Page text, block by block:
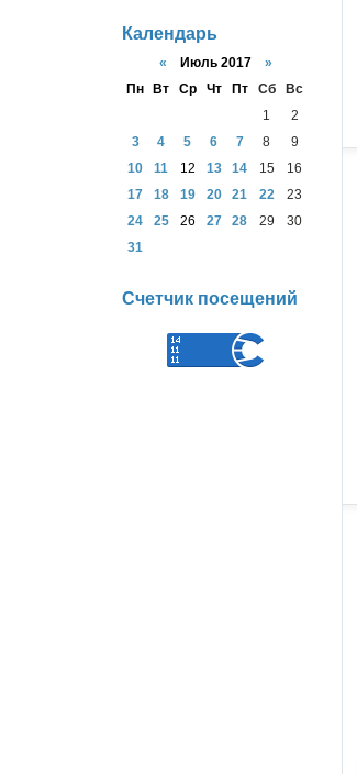
Календарь
« Июль 2017 »
Пн
Вт Ср Чт Пт Сб
Вс
1
2
3
4 5 6 7 8
9
10
11 12 13 14 15
16
17
18 19 20 21 22
23
24
25 26 27 28 29
30
31
Счетчик посещений